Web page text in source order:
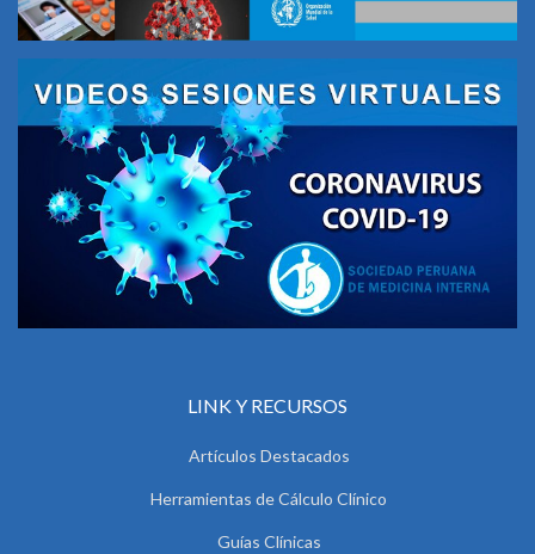
LINK Y RECURSOS
Artículos Destacados
Herramientas de Cálculo Clínico
Guías Clínicas